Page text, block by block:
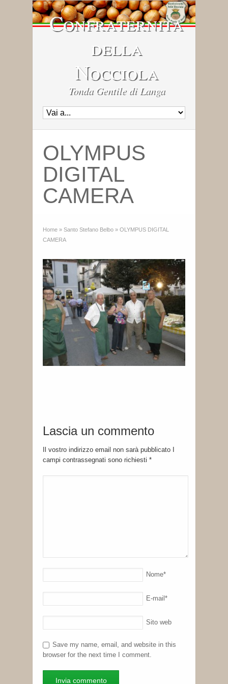
Confraternita
della
Nocciola
Tonda Gentile di Langa
OLYMPUS
DIGITAL
CAMERA
Home » Santo Stefano Belbo » OLYMPUS DIGITAL
CAMERA
Lascia un commento
Il vostro indirizzo email non sarà pubblicato I
campi contrassegnati sono richiesti *
Nome*
E-mail *
Sito web
Save my name, email, and website in this
browser for the next time I comment.